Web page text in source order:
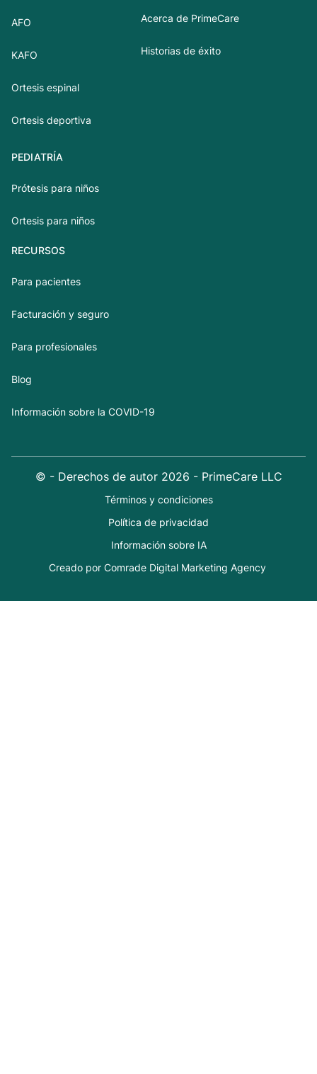
AFO
KAFO
Ortesis espinal
Ortesis deportiva
PEDIATRÍA
Prótesis para niños
Ortesis para niños
Acerca de PrimeCare
Historias de éxito
RECURSOS
Para pacientes
Facturación y seguro
Para profesionales
Blog
Información sobre la COVID-19
© - Derechos de autor 2026 - PrimeCare LLC
Términos y condiciones
Política de privacidad
Información sobre IA
Creado por Comrade Digital Marketing Agency